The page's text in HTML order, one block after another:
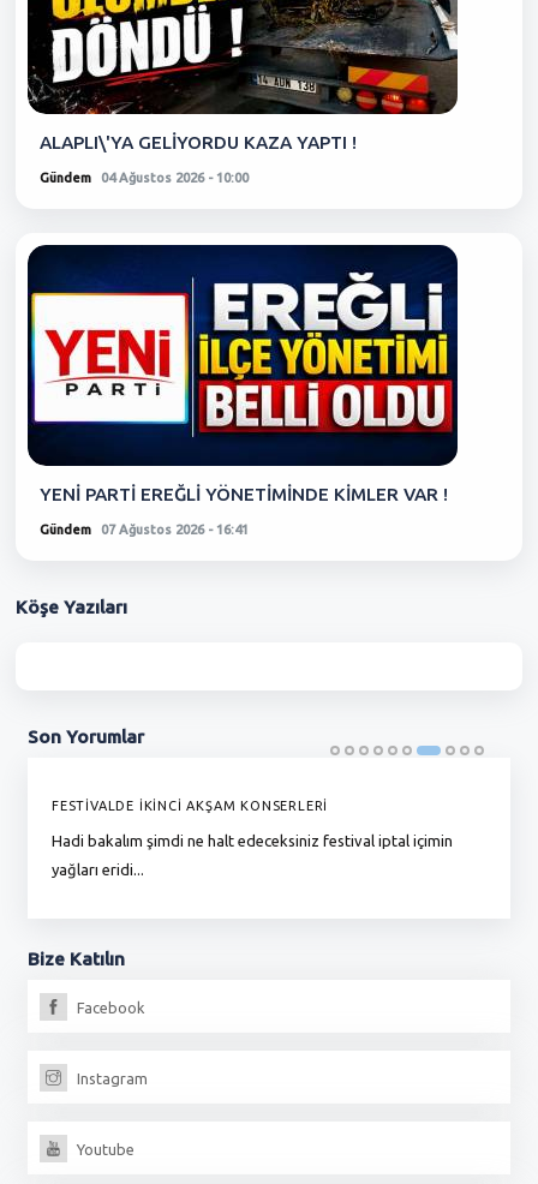
ALAPLI\'YA GELİYORDU KAZA YAPTI !
Gündem 04 Ağustos 2026 - 10:00
YENİ PARTİ EREĞLİ YÖNETİMİNDE KİMLER VAR !
Gündem 07 Ağustos 2026 - 16:41
Köşe Yazıları
Son Yorumlar
FESTİVALDE İKİNCİ AKŞAM KONSERLERİ
Hadi bakalım şimdi ne halt edeceksiniz festival iptal içimin
yağları eridi...
Bize Katılın
Facebook
Instagram
Youtube